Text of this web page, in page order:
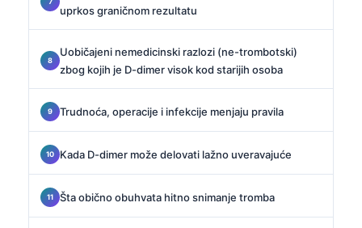
uprkos graničnom rezultatu
Uobičajeni nemedicinski razlozi (ne-trombotski)
zbog kojih je D-dimer visok kod starijih osoba
Trudnoća, operacije i infekcije menjaju pravila
Kada D-dimer može delovati lažno uveravajuće
Šta obično obuhvata hitno snimanje tromba